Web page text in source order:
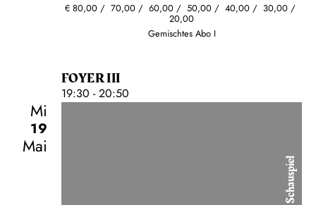
€ 80,00 70,00 60,00 50,00 40,00 30,00
20,00
Gemischtes Abo I
FOYER III
19:30 - 20:50
Mi
19
Mai
Schauspiel